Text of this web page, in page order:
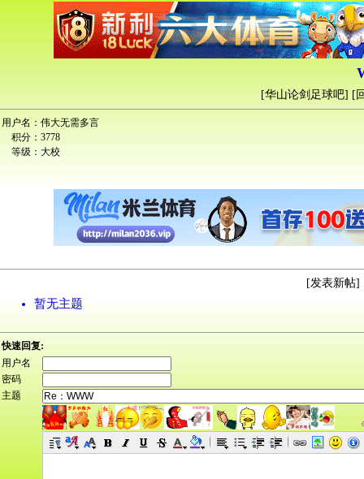
[华山论剑足球吧] [
用户名： 伟大无需多言
积分： 3778
等级： 大校
[发表新帖]
暂无主题
快速回复:
用户名
密码
主题